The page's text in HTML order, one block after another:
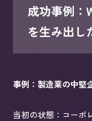
成功事例：
を生み出し
事例：製造業の中堅
当初の状態：コーポ